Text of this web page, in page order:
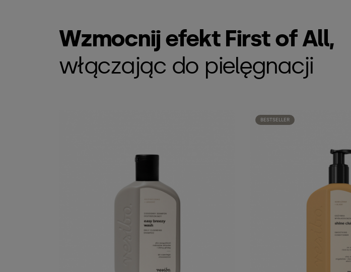
Wzmocnij efekt First of All,
włączając do pielęgnacji
BESTSELLER